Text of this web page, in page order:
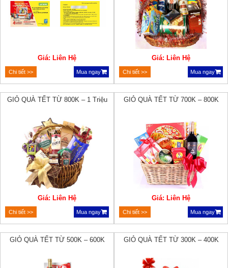
Giá: Liên Hệ
Chi tiết >> Mua ngay
Giá: Liên Hệ
Chi tiết >> Mua ngay
GIỎ QUÀ TẾT TỪ 800K – 1 Triệu
Giá: Liên Hệ
Chi tiết >> Mua ngay
GIỎ QUÀ TẾT TỪ 700K – 800K
Giá: Liên Hệ
Chi tiết >> Mua ngay
GIỎ QUÀ TẾT TỪ 500K – 600K GIỎ QUÀ TẾT TỪ 300K – 400K